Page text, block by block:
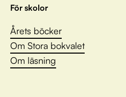
För skolor
Årets böcker
Om Stora bokvalet
Om läsning